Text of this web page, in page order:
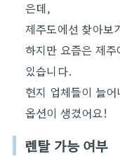
은데,
제주도에선 찾아보
하지만 요즘은 제
있습니다.
현지 업체들이 늘
옵션이 생겼어요!
렌탈 가능 여부